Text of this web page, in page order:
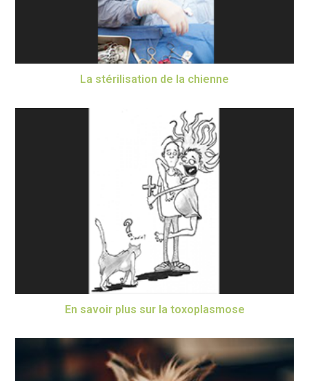
La stérilisation de la chienne
En savoir plus sur la toxoplasmose